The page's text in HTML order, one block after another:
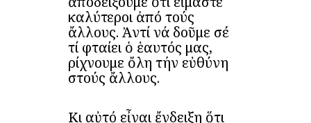
καλύτεροι ἀπό τούς
ἄλλους. Ἀντί νά δοῦμε σέ
τί φταίει ὁ ἑαυτός μας,
ρίχνουμε ὄλη τήν εὐθύνη
στούς ἄλλους.
Κι αὐτό εἶναι ἔνδειξη ὅτι